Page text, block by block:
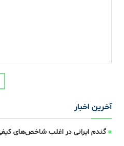
آخرین اخبار
گندم ایرانی در اغلب شاخص‌های